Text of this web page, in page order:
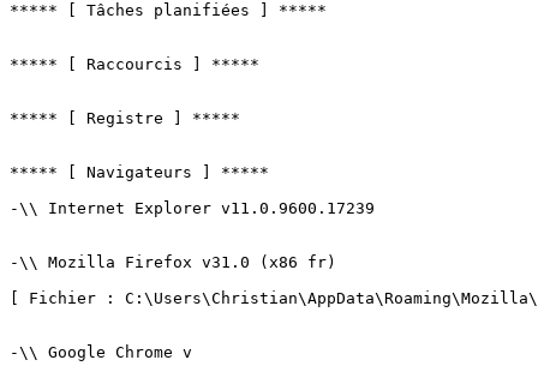
***** [ Tâches planifiées ] *****
***** [ Raccourcis ] *****
***** [ Registre ] *****
***** [ Navigateurs ] *****
-\\ Internet Explorer v11.0.9600.17239
-\\ Mozilla Firefox v31.0 (x86 fr)
[ Fichier :
-\\ Google Chrome v